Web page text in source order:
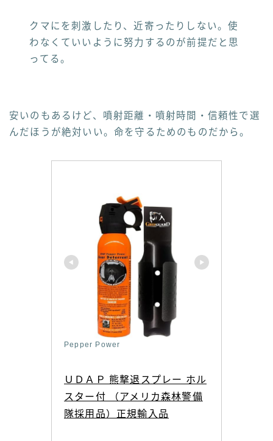
クマにを刺激したり、近寄ったりしない。使
わなくていいように努力するのが前提だと思
ってる。
安いのもあるけど、噴射距離・噴射時間・信頼性で選
んだほうが絶対いい。命を守るためのものだから。
Pepper Power
ＵＤＡＰ 熊撃退スプレー ホル
スター付 （アメリカ森林警備
隊採用品）正規輸入品